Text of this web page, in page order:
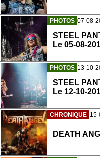
PHOTOS 07-08-
STEEL
Le 05-08-
PHOTOS 13-10-
STEEL
Le 12-10-
CHRONIQUE
DEATH